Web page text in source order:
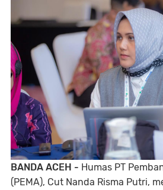
BANDA ACEH - Humas PT
(PEMA), Cut Nanda Risma Putri,